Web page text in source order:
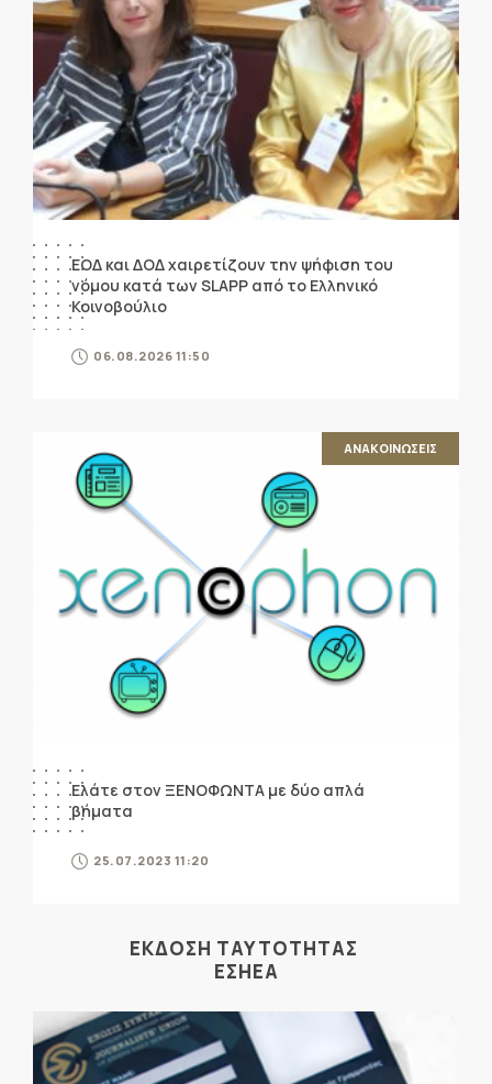
ΕΟΔ και ΔΟΔ χαιρετίζουν την ψήφιση του
νόμου κατά των SLAPP από το Ελληνικό
Κοινοβούλιο
06.08.2026 11:50
ΑΝΑΚΟΙΝΩΣΕΙΣ
Ελάτε στον ΞΕΝΟΦΩΝΤΑ με δύο απλά
βήματα
25.07.2023 11:20
ΕΚΔΟΣΗ ΤΑΥΤΟΤΗΤΑΣ
ΕΣΗΕΑ